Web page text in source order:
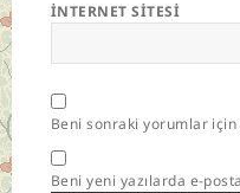
İNTERNET SITESI
Beni sonraki yorumlar
Beni yeni yazılarda e-